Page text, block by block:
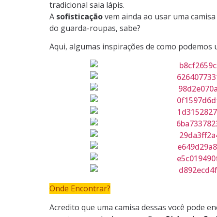
tradicional saia lápis.
A sofisticaçãovem ainda ao usar uma
do guarda-roupas, sabe?
Aqui, algumas inspirações de como podemos
Onde Encontrar?
Acredito que uma camisa dessas você pode